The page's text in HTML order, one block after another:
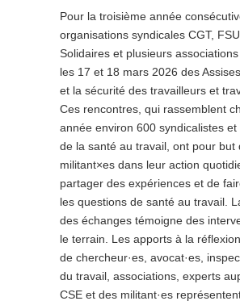
Pour la troisième année
organisations syndicales CGT,
Solidaires et plusieurs
les 17 et 18 mars 2026 des
et la sécurité des travailleurs et
Ces rencontres, qui rassemblent
année environ 600 syndicalistes et
de la santé au travail, ont pour but
militant×es dans leur action
partager des expériences et de
les questions de santé au travail.
des échanges témoigne des
le terrain. Les apports à la
de chercheur·es, avocat·es,
du travail, associations, experts
CSE et des militant·es